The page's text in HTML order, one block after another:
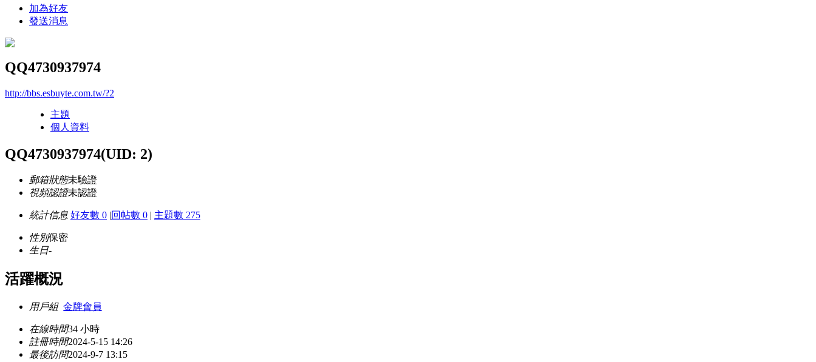
加為好友
發送消息
QQ4730937974
http://bbs.esbuyte.com.tw/?2
主題
個人資料
QQ4730937974(UID: 2)
郵箱狀態未驗證
視頻認證未認證
統計信息 好友數 0 |回帖數 0 | 主題數 275
性別保密
生日-
活躍概況
用戶組 金牌會員
在線時間34 小時
註冊時間2024-5-15 14:26
最後訪問2024-9-7 13:15